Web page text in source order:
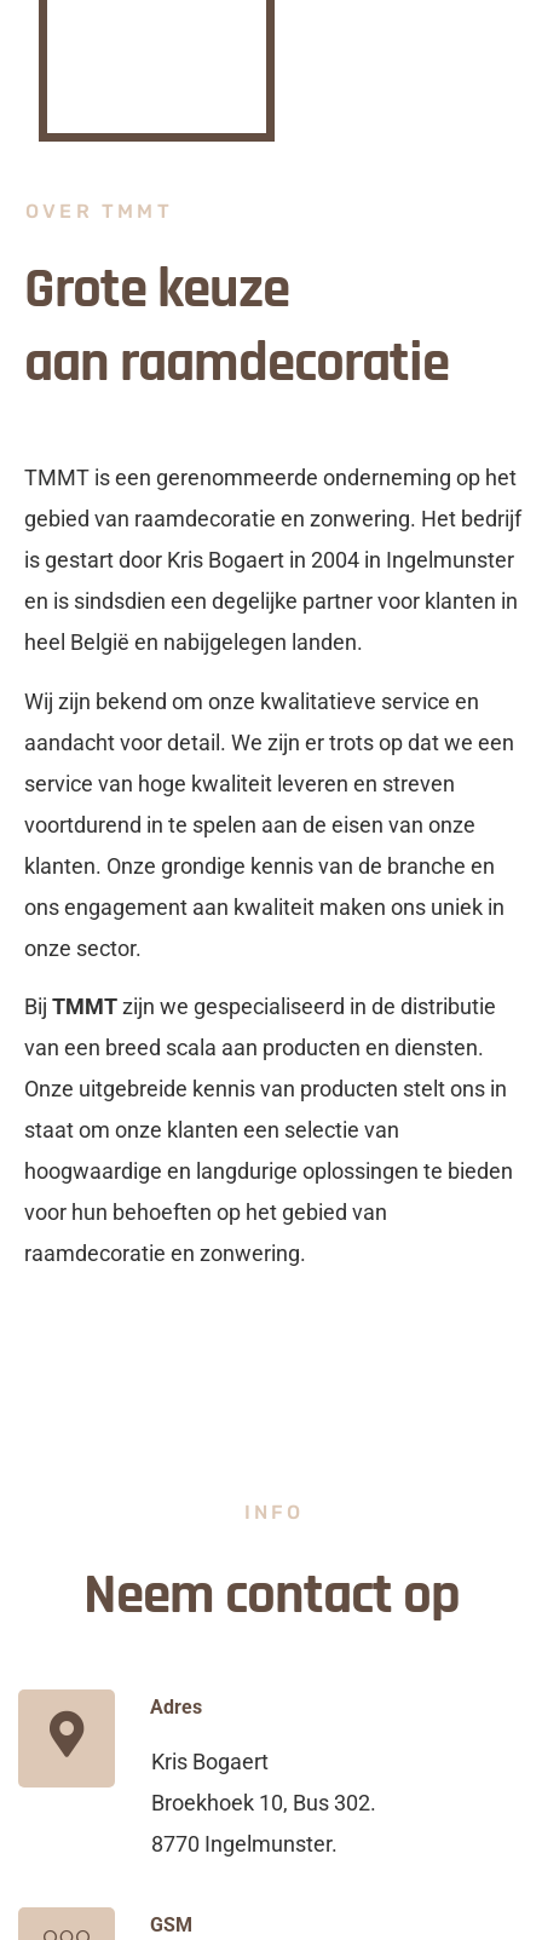
OVER TMMT
Grote keuze
aan raamdecoratie
TMMT is een gerenommeerde onderneming op het
gebied van raamdecoratie en zonwering. Het bedrijf
is gestart door Kris Bogaert in 2004 in Ingelmunster
en is sindsdien een degelijke partner voor klanten in
heel België en nabijgelegen landen.
Wij zijn bekend om onze kwalitatieve service en
aandacht voor detail. We zijn er trots op dat we een
service van hoge kwaliteit leveren en streven
voortdurend in te spelen aan de eisen van onze
klanten. Onze grondige kennis van de branche en
ons engagement aan kwaliteit maken ons uniek in
onze sector.
Bij TMMTzijn we gespecialiseerd in de distributie
van een breed scala aan producten en diensten.
Onze uitgebreide kennis van producten stelt ons in
staat om onze klanten een selectie van
hoogwaardige en langdurige oplossingen te bieden
voor hun behoeften op het gebied van
raamdecoratie en zonwering.
INFO
Neem contact op
Adres
Kris Bogaert
Broekhoek 10, Bus 302.
8770 Ingelmunster.
GSM